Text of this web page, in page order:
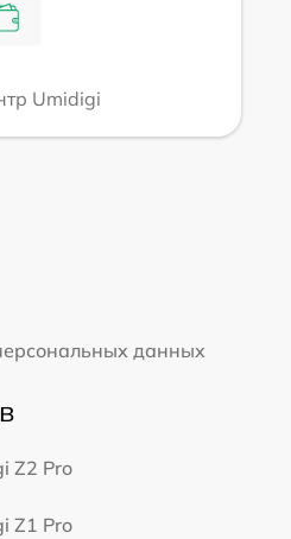
Umidigi
данных
Z2 Pro
Z1 Pro